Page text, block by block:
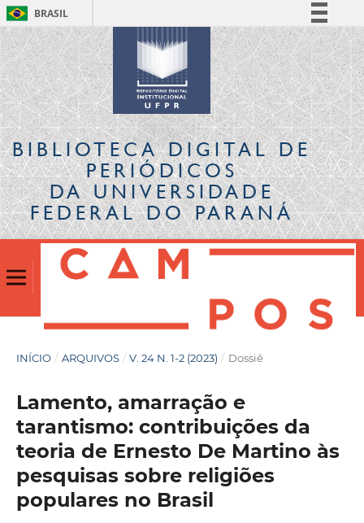
BRASIL
Simplifique!
Comunica BR
Participe
Acesso à informação
Legislação
Canais
BIBLIOTECA DIGITALDE
PERIÓDICOS
DA UNIVERSIDADE
FEDERAL DO PARANÁ
INÍCIO / ARQUIVOS / V. 24 N. 1-2 (2023) / Dossiê
Lamento, amarração e
tarantismo: contribuições da
teoria de Ernesto De Martino às
pesquisas sobre religiões
populares no Brasil